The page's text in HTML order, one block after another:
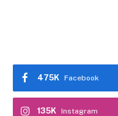
Facebook
475K
Instagram
135K